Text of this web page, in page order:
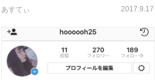
あすてぃ
2017.9.17